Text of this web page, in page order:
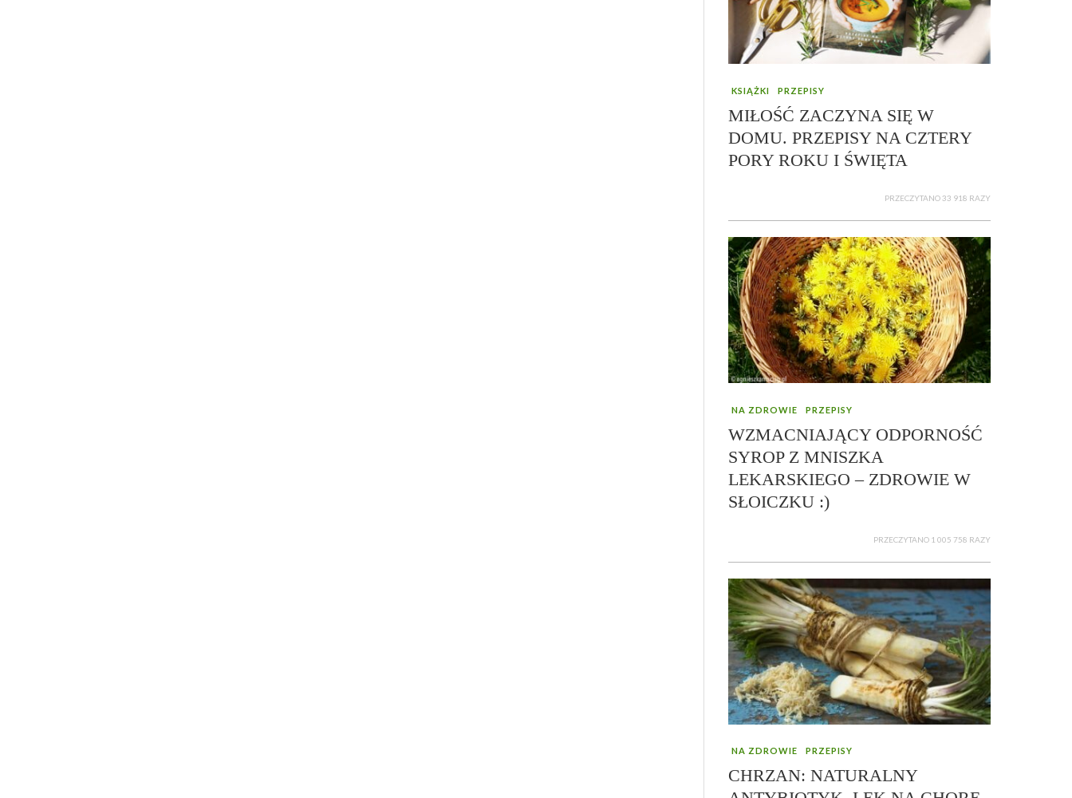
KSIĄŻKI PRZEPISY
MIŁOŚĆ ZACZYNA SIĘ W
DOMU. PRZEPISY NA CZTERY
PORY ROKU I ŚWIĘTA
PRZECZYTANO 33 918 RAZY
NA ZDROWIE PRZEPISY
WZMACNIAJĄCY ODPORNOŚĆ
SYROP Z MNISZKA
LEKARSKIEGO – ZDROWIE W
SŁOICZKU :)
PRZECZYTANO 1 005 758 RAZY
NA ZDROWIE PRZEPISY
CHRZAN: NATURALNY